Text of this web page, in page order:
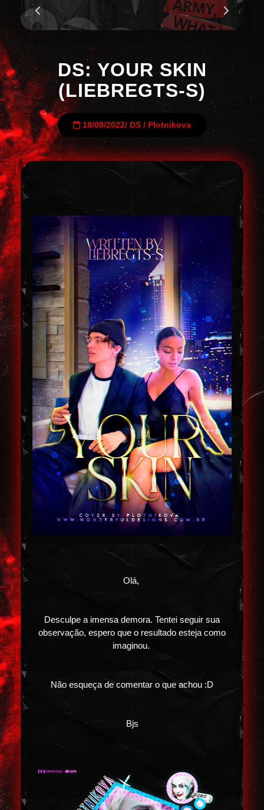
DS: YOUR SKIN
(LIEBREGTS-S)
18/09/2022/ DS / Plotnikova
Olá,
Desculpe a imensa demora. Tentei seguir sua
observação, espero que o resultado esteja como
imaginou.
Não esqueça de comentar o que achou :D
Bjs